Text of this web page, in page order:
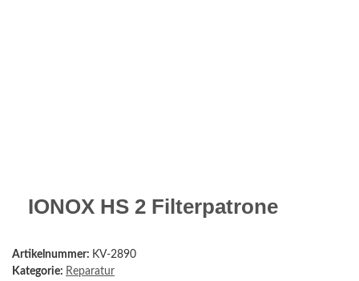
IONOX HS 2 Filterpatrone
Artikelnummer: KV-2890
Kategorie: Reparatur